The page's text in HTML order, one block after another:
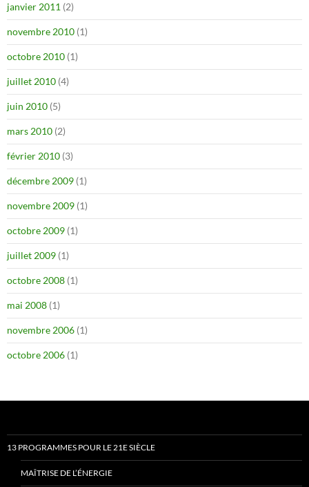
janvier 2011 (2)
novembre 2010 (1)
octobre 2010 (1)
juillet 2010 (4)
juin 2010 (5)
mars 2010 (2)
février 2010 (3)
décembre 2009 (1)
novembre 2009 (1)
octobre 2009 (1)
juillet 2009 (1)
octobre 2008 (1)
mai 2008 (1)
novembre 2006 (1)
octobre 2006 (1)
13 PROGRAMMES POUR LE 21E SIÈCLE
MAÎTRISE DE L’ÉNERGIE